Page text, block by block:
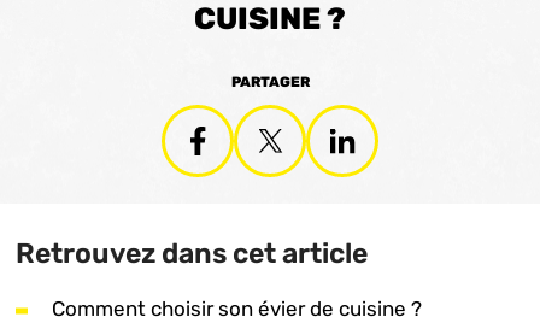
CUISINE ?
PARTAGER
Retrouvez dans cet article
Comment choisir son évier de cuisine ?